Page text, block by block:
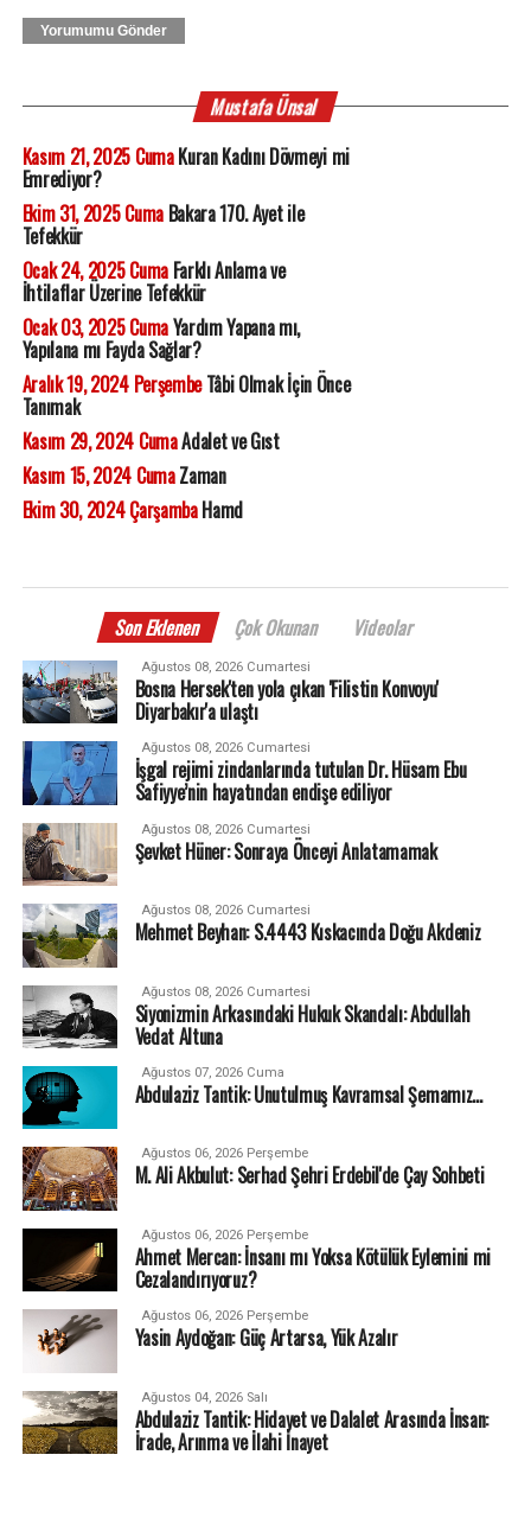
Yorumumu Gönder
Mustafa Ünsal
Kasım 21, 2025 CumaKuran Kadını Dövmeyi mi
Emrediyor?
Ekim 31, 2025 CumaBakara 170. Ayet ile
Tefekkür
Ocak 24, 2025 CumaFarklı Anlama ve
İhtilaflar Üzerine Tefekkür
Ocak 03, 2025 CumaYardım Yapana mı,
Yapılana mı Fayda Sağlar?
Aralık 19, 2024 PerşembeTâbi Olmak İçin Önce
Tanımak
Kasım 29, 2024 CumaAdalet ve Gıst
Kasım 15, 2024 CumaZaman
Ekim 30, 2024 ÇarşambaHamd
Son Eklenen Çok Okunan Videolar
Ağustos 08, 2026 Cumartesi
Bosna Hersek'ten yola çıkan 'Filistin Konvoyu'
Diyarbakır'a ulaştı
Ağustos 08, 2026 Cumartesi
İşgal rejimi zindanlarında tutulan Dr. Hüsam Ebu
Safiyye’nin hayatından endişe ediliyor
Ağustos 08, 2026 Cumartesi
Şevket Hüner: Sonraya Önceyi Anlatamamak
Ağustos 08, 2026 Cumartesi
Mehmet Beyhan: S.4443 Kıskacında Doğu Akdeniz
Ağustos 08, 2026 Cumartesi
Siyonizmin Arkasındaki Hukuk Skandalı: Abdullah
Vedat Altuna
Ağustos 07, 2026 Cuma
Abdulaziz Tantik: Unutulmuş Kavramsal Şemamız…
Ağustos 06, 2026 Perşembe
M. Ali Akbulut: Serhad Şehri Erdebil'de Çay Sohbeti
Ağustos 06, 2026 Perşembe
Ahmet Mercan: İnsanı mı Yoksa Kötülük Eylemini mi
Cezalandırıyoruz?
Ağustos 06, 2026 Perşembe
Yasin Aydoğan: Güç Artarsa, Yük Azalır
Ağustos 04, 2026 Salı
Abdulaziz Tantik: Hidayet ve Dalalet Arasında İnsan:
İrade, Arınma ve İlahi İnayet